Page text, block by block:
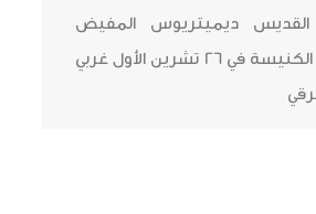
القديس ديميتريوس المفيض
الطيب – تعيد له الكنيسة في 26 تشرين الأول غربي